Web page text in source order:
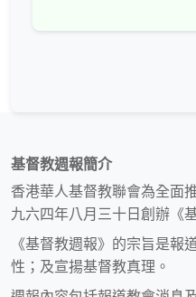
基督教週報簡介
香港華人基督教聯會為全面
九六四年八月三十日創辦《
《基督教週報》的宗旨是報
性；及宣揚基督教真理。